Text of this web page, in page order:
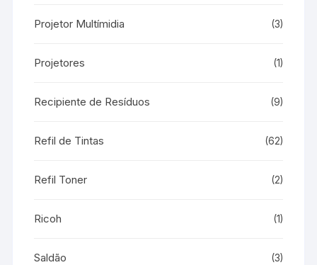
Projetor Multímidia (3)
Projetores (1)
Recipiente de Resíduos (9)
Refil de Tintas (62)
Refil Toner (2)
Ricoh (1)
Saldão (3)